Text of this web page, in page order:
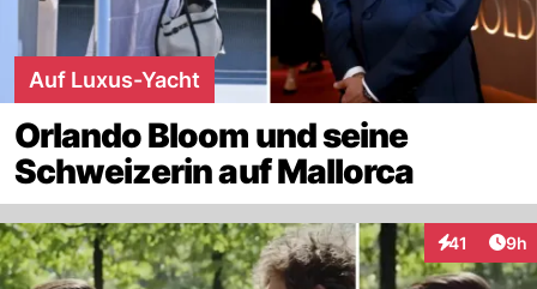
Auf Luxus-Yacht
Orlando Bloom und seine
Schweizerin auf Mallorca
41
Interaktionen
9h